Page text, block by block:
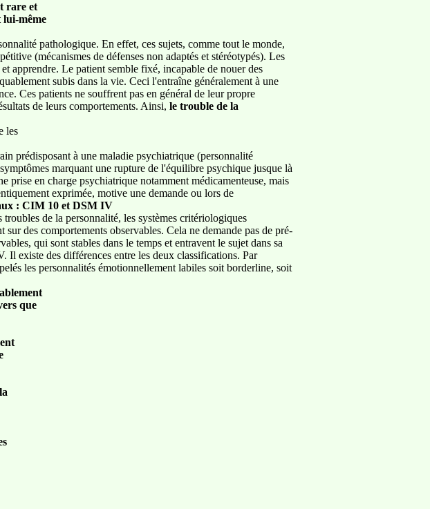
rare et
lui-même
pathologique. En effet, ces sujets, comme tout le monde,
(mécanismes de défenses non adaptés et stéréotypés). Les
apprendre. Le patient semble fixé, incapable de nouer des
subis dans la vie. Ceci l'entraîne généralement à une
Ces patients ne souffrent pas en général de leur propre
de leurs comportements. Ainsi, le trouble de la
les
prédisposant à une maladie psychiatrique (personnalité
marquant une rupture de l'équilibre psychique jusque là
prise en charge psychiatrique notamment médicamenteuse, mais
exprimée, motive une demande ou lors de
: CIM 10 et DSM IV
de la personnalité, les systèmes critériologiques
des comportements observables. Cela ne demande pas de pré-
qui sont stables dans le temps et entravent le sujet dans sa
existe des différences entre les deux classifications. Par
les personnalités émotionnellement labiles soit borderline, soit
que